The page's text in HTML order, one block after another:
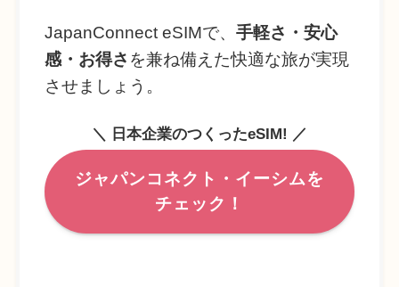
JapanConnect eSIMで、手軽さ・安心
感・お得さ を兼ね備えた快適な旅が実現
させましょう。
＼ 日本企業のつくったeSIM! ／
ジャパンコネクト・イーシムを
チェック！